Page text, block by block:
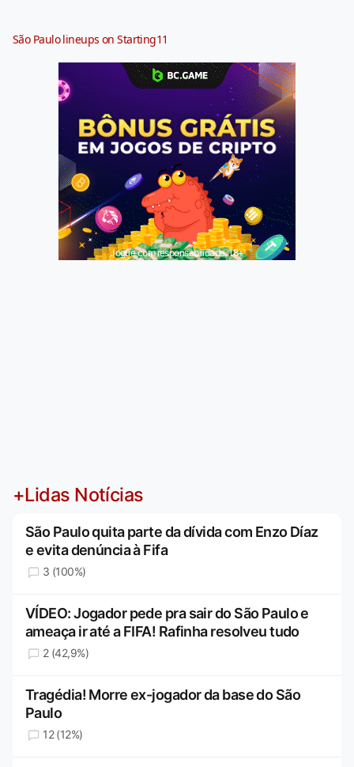
São Paulo lineups on Starting11
Jogue com responsabilidade. 18+
+Lidas Notícias
São Paulo quita parte da dívida com Enzo Díaz
e evita denúncia à Fifa
3 (100%)
VÍDEO: Jogador pede pra sair do São Paulo e
ameaça ir até a FIFA! Rafinha resolveu tudo
2 (42,9%)
Tragédia! Morre ex-jogador da base do São
Paulo
12 (12%)